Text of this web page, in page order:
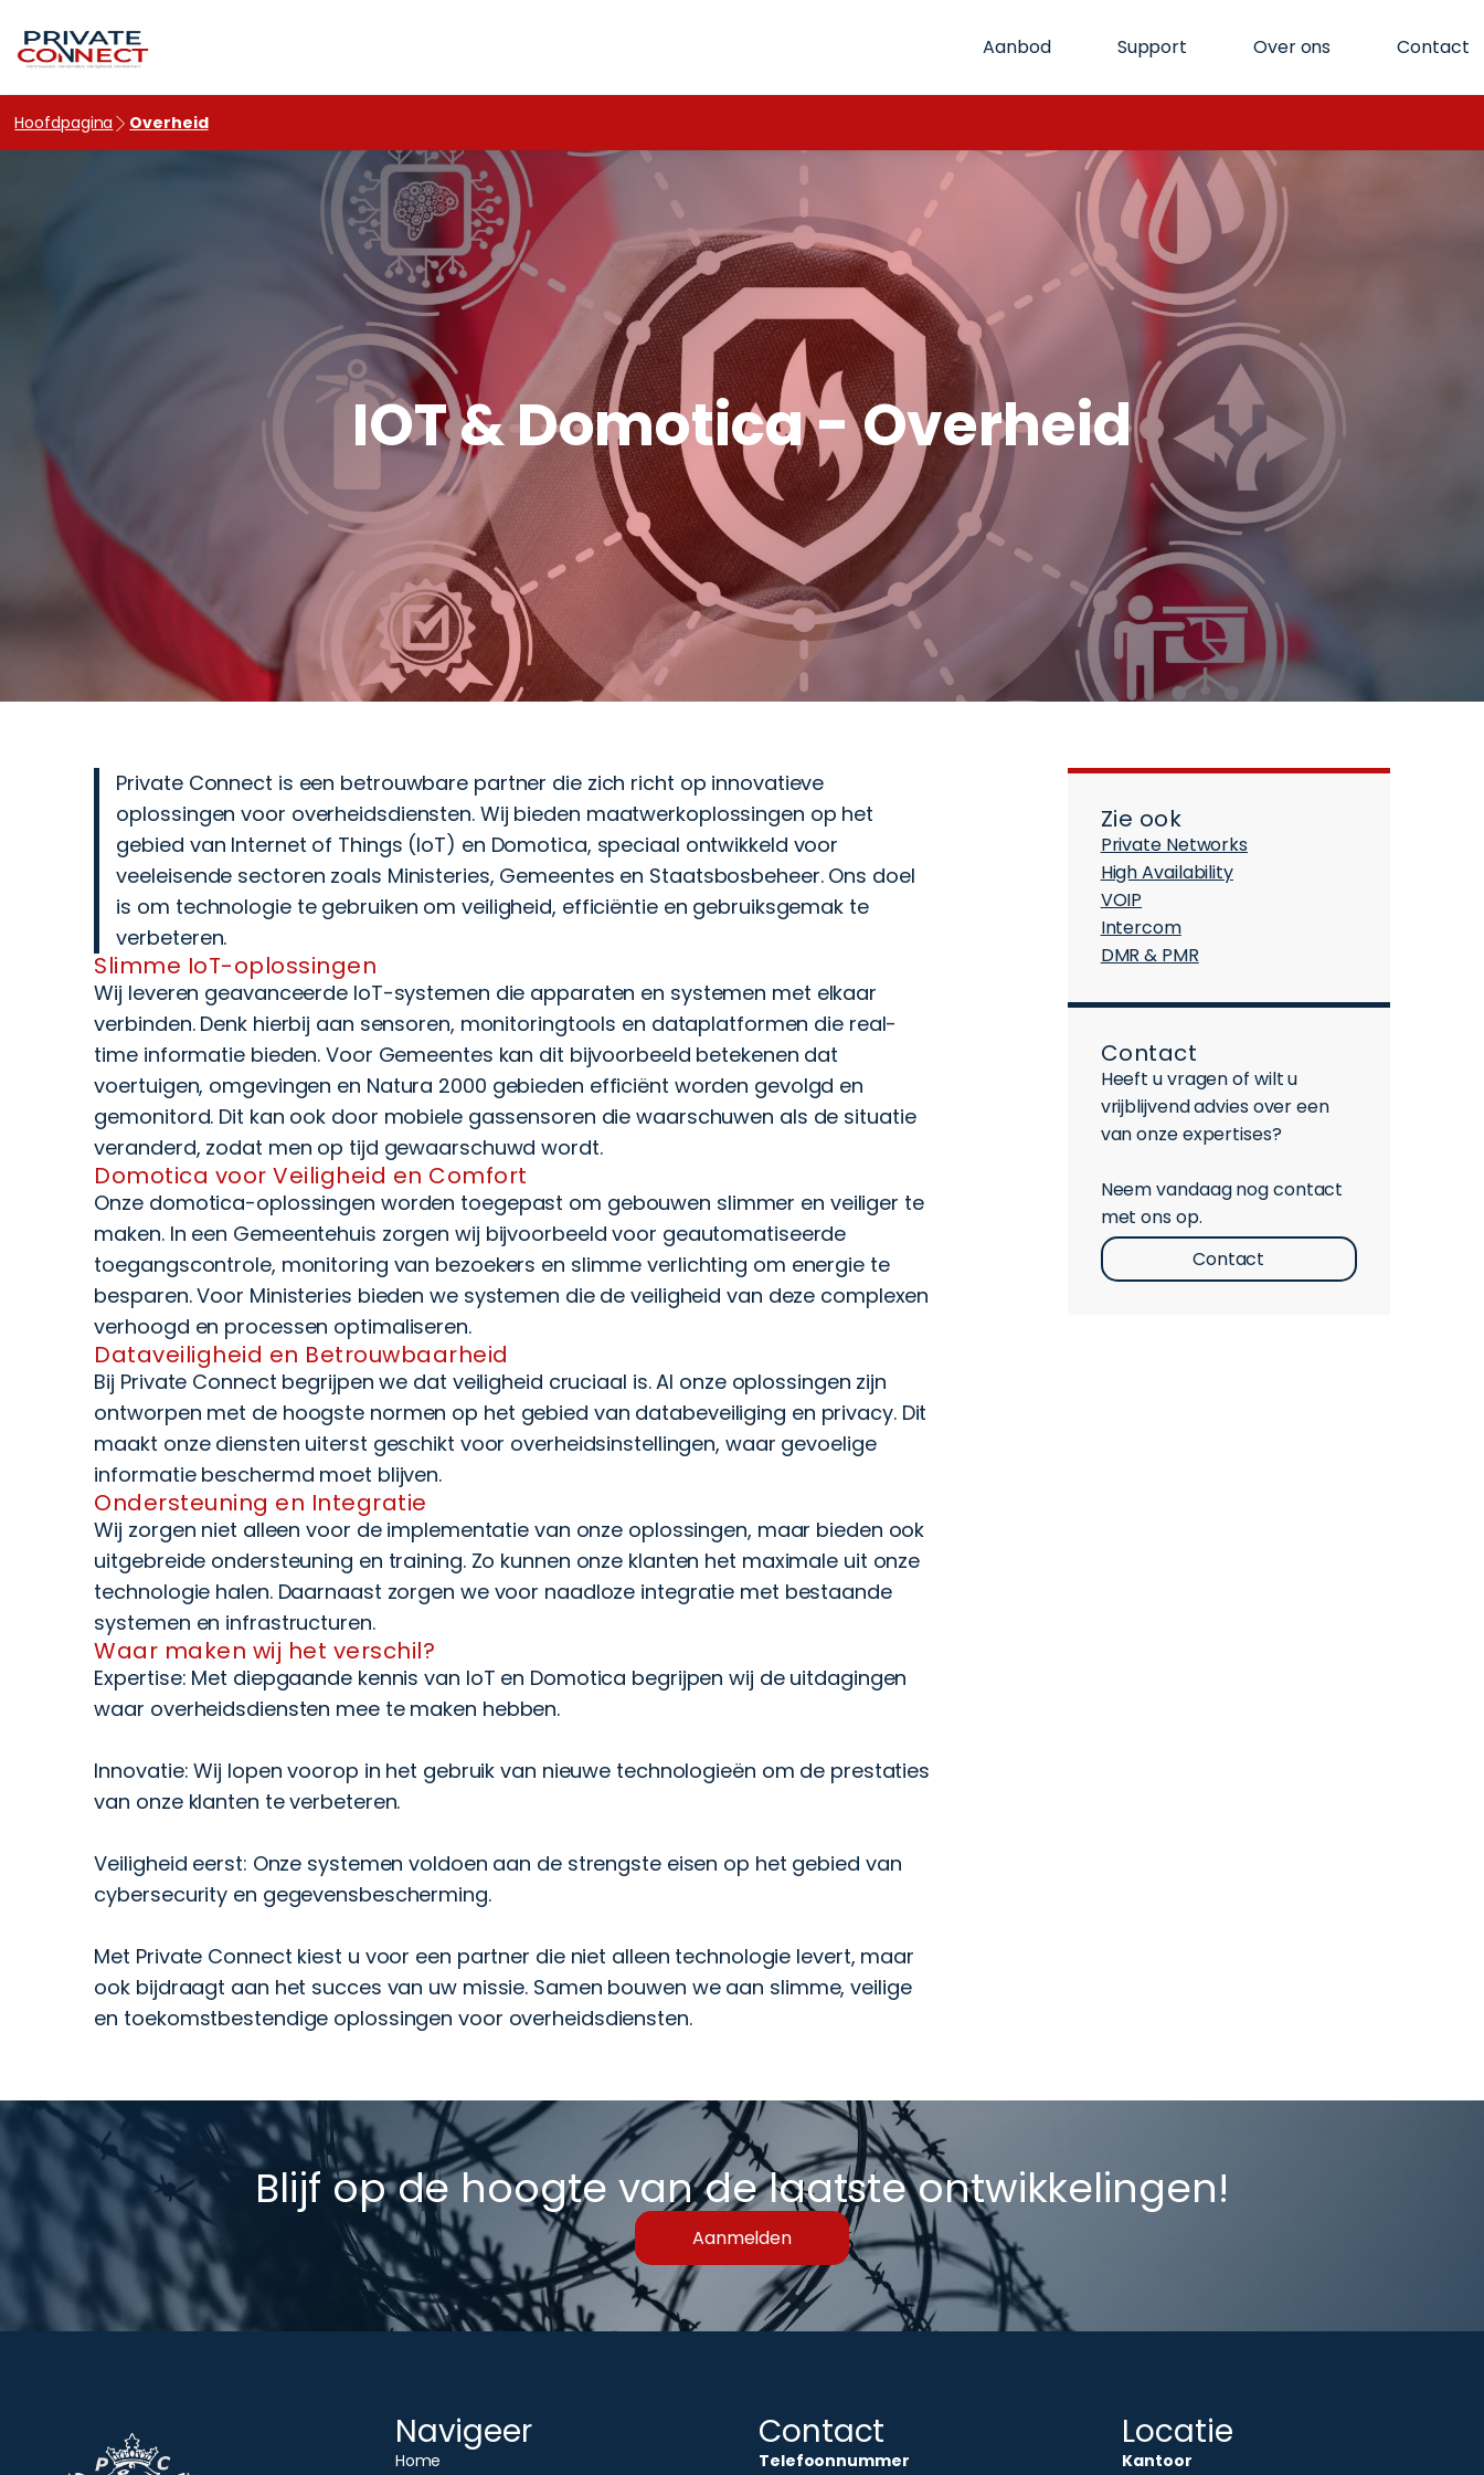
Aanbod
Support Over ons Contact
Hoofdpagina Overheid
IOT & Domotica - Overheid
Private Connect is een betrouwbare partner die zich richt op innovatieve
oplossingen voor overheidsdiensten. Wij bieden maatwerkoplossingen op het
gebied van Internet of Things (IoT) en Domotica, speciaal ontwikkeld voor
veeleisende sectoren zoals Ministeries, Gemeentes en Staatsbosbeheer. Ons doel
is om technologie te gebruiken om veiligheid, efficiëntie en gebruiksgemak te
verbeteren.
Slimme IoT-oplossingen
Wij leveren geavanceerde IoT-systemen die apparaten en systemen met elkaar
verbinden. Denk hierbij aan sensoren, monitoringtools en dataplatformen die real-
time informatie bieden. Voor Gemeentes kan dit bijvoorbeeld betekenen dat
voertuigen, omgevingen en Natura 2000 gebieden efficiënt worden gevolgd en
gemonitord. Dit kan ook door mobiele gassensoren die waarschuwen als de situatie
veranderd, zodat men op tijd gewaarschuwd wordt.
Domotica voor Veiligheid en Comfort
Onze domotica-oplossingen worden toegepast om gebouwen slimmer en veiliger te
maken. In een Gemeentehuis zorgen wij bijvoorbeeld voor geautomatiseerde
toegangscontrole, monitoring van bezoekers en slimme verlichting om energie te
besparen. Voor Ministeries bieden we systemen die de veiligheid van deze complexen
verhoogd en processen optimaliseren.
Dataveiligheid en Betrouwbaarheid
Bij Private Connect begrijpen we dat veiligheid cruciaal is. Al onze oplossingen zijn
ontworpen met de hoogste normen op het gebied van databeveiliging en privacy. Dit
maakt onze diensten uiterst geschikt voor overheidsinstellingen, waar gevoelige
informatie beschermd moet blijven.
Ondersteuning en Integratie
Wij zorgen niet alleen voor de implementatie van onze oplossingen, maar bieden ook
uitgebreide ondersteuning en training. Zo kunnen onze klanten het maximale uit onze
technologie halen. Daarnaast zorgen we voor naadloze integratie met bestaande
systemen en infrastructuren.
Waar maken wij het verschil?
Expertise: Met diepgaande kennis van IoT en Domotica begrijpen wij de uitdagingen
waar overheidsdiensten mee te maken hebben.
Innovatie: Wij lopen voorop in het gebruik van nieuwe technologieën om de prestaties
van onze klanten te verbeteren.
Veiligheid eerst: Onze systemen voldoen aan de strengste eisen op het gebied van
cybersecurity en gegevensbescherming.
Met Private Connect kiest u voor een partner die niet alleen technologie levert, maar
ook bijdraagt aan het succes van uw missie. Samen bouwen we aan slimme, veilige
en toekomstbestendige oplossingen voor overheidsdiensten.
Zie ook
Private Networks
High Availability
VOIP
Intercom
DMR & PMR
Contact
Heeft u vragen of wilt u
vrijblijvend advies over een
van onze expertises?
Neem vandaag nog contact
met ons op.
Contact
Blijf op de hoogte van de laatste ontwikkelingen!
Aanmelden
Navigeer
Home
Contact
Telefoonnummer
Locatie
Kantoor